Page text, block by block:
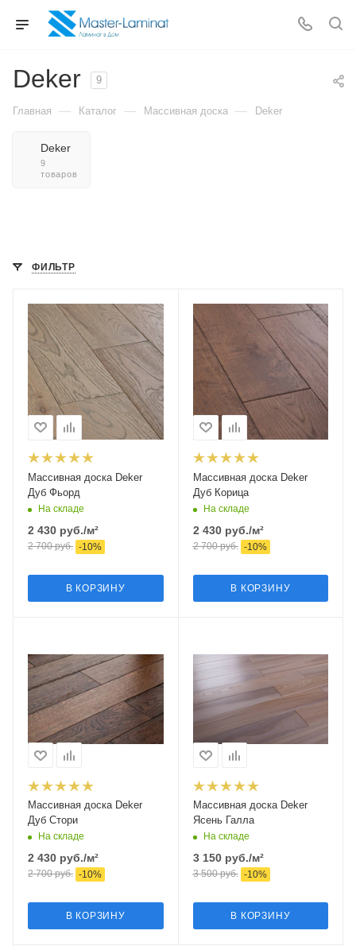
Deker 9
Главная — Каталог — Массивная доска — Deker
Deker
9
товаров
ФИЛЬТР
Массивная доска Deker
Дуб Фьорд
На складе
2 430 руб./м²
2 700руб. -10%
В КОРЗИНУ
Массивная доска Deker
Дуб Корица
На складе
2 430руб./м²
2 700руб. -10%
В КОРЗИНУ
Массивная доска Deker
Дуб Стори
На складе
2 430 руб./м²
2 700руб. -10%
В КОРЗИНУ
Массивная доска Deker
Ясень Галла
На складе
3 150руб./м²
3 500руб. -10%
В КОРЗИНУ